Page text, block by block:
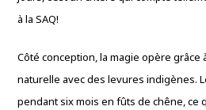
à la SAQ!
Côté conception, la magie opère
naturelle avec des levures indigènes.
pendant six mois en fûts de chêne, ce